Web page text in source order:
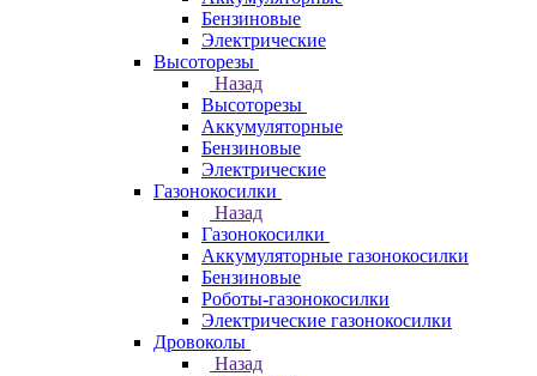
Бензиновые
Электрические
Высоторезы
Назад
Высоторезы
Аккумуляторные
Бензиновые
Электрические
Газонокосилки
Назад
Газонокосилки
Аккумуляторные газонокосилки
Бензиновые
Роботы-газонокосилки
Электрические газонокосилки
Дровоколы
Назад